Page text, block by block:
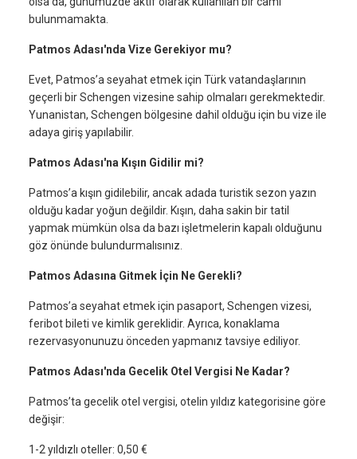
bulunmamakta.
Patmos Adası'nda Vize Gerekiyor mu?
Evet, Patmos’a seyahat etmek için Türk vatandaşlarının
geçerli bir Schengen vizesine sahip olmaları gerekmektedir.
Yunanistan, Schengen bölgesine dahil olduğu için bu vize ile
adaya giriş yapılabilir.
Patmos Adası'na Kışın Gidilir mi?
Patmos’a kışın gidilebilir, ancak adada turistik sezon yazın
olduğu kadar yoğun değildir. Kışın, daha sakin bir tatil
yapmak mümkün olsa da bazı işletmelerin kapalı olduğunu
göz önünde bulundurmalısınız.
Patmos Adasına Gitmek İçin Ne Gerekli?
Patmos’a seyahat etmek için pasaport, Schengen vizesi,
feribot bileti ve kimlik gereklidir. Ayrıca, konaklama
rezervasyonunuzu önceden yapmanız tavsiye ediliyor.
Patmos Adası'nda Gecelik Otel Vergisi Ne Kadar?
Patmos’ta gecelik otel vergisi, otelin yıldız kategorisine göre
değişir:
1-2 yıldızlı oteller: 0,50 €